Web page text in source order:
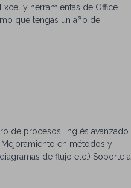
y herramientas de Office
que tengas un año de
de procesos. Inglés avanzado.
en métodos y
de flujo etc.) Soporte a